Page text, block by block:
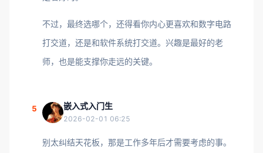
不过，最终选哪个，还得看你内心更喜欢和数字电路
打交道，还是和软件系统打交道。兴趣是最好的老
师，也是能支撑你走远的关键。
5 嵌入式入门生
2026-02-01 06:25
别太纠结天花板，那是工作多年后才需要考虑的事。